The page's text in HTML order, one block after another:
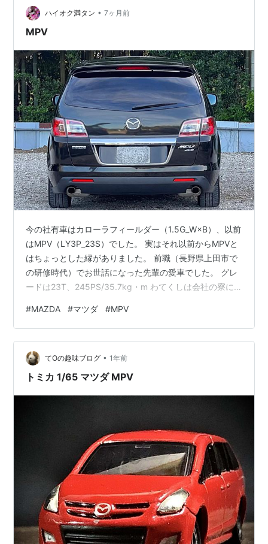
温（予報時刻により同値が出ることあり）・天気記号短
縮（改良の余地あり） ネットワーク切断時は「…
ハイオク満タン • 7ヶ月前
MPV
今の社有車はカローラフィールダー（1.5G_W×B）、以前
はMPV（LY3P_23S）でした。 実はそれ以前からMPVと
はちょっとした縁がありました。 前職（長野県上田市で
の研修時代）でお世話になった先輩の愛車でした。 グレ
ードは23T、245PS/35.7kg・m わてくしは会社の寮に
た。 メーターは少々ガキっぽく映りましたが、低回転か
ら鬼のトルクでした。 当時のスバルはBL/BPレガシィの
2.0GT／3.0R系でやっとこさ5ATを搭載しましたが、
MPVは6AT（最終減速比も2段ある）でスムース差は歴然
でした。 2007年、わてくしはレガシィB…
#MAZDA #マツダ #MPV
てOの趣味ブログ • 1年前
トミカ 1/65 マツダ MPV